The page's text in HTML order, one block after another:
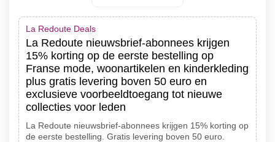
La Redoute Deals
La Redoute nieuwsbrief-abonnees krijgen
15% korting op de eerste bestelling op
Franse mode, woonartikelen en kinderkleding
plus gratis levering boven 50 euro en
exclusieve voorbeeldtoegang tot nieuwe
collecties voor leden
La Redoute nieuwsbrief-abonnees krijgen 15% korting op
de eerste bestelling. Gratis levering boven 50 euro.